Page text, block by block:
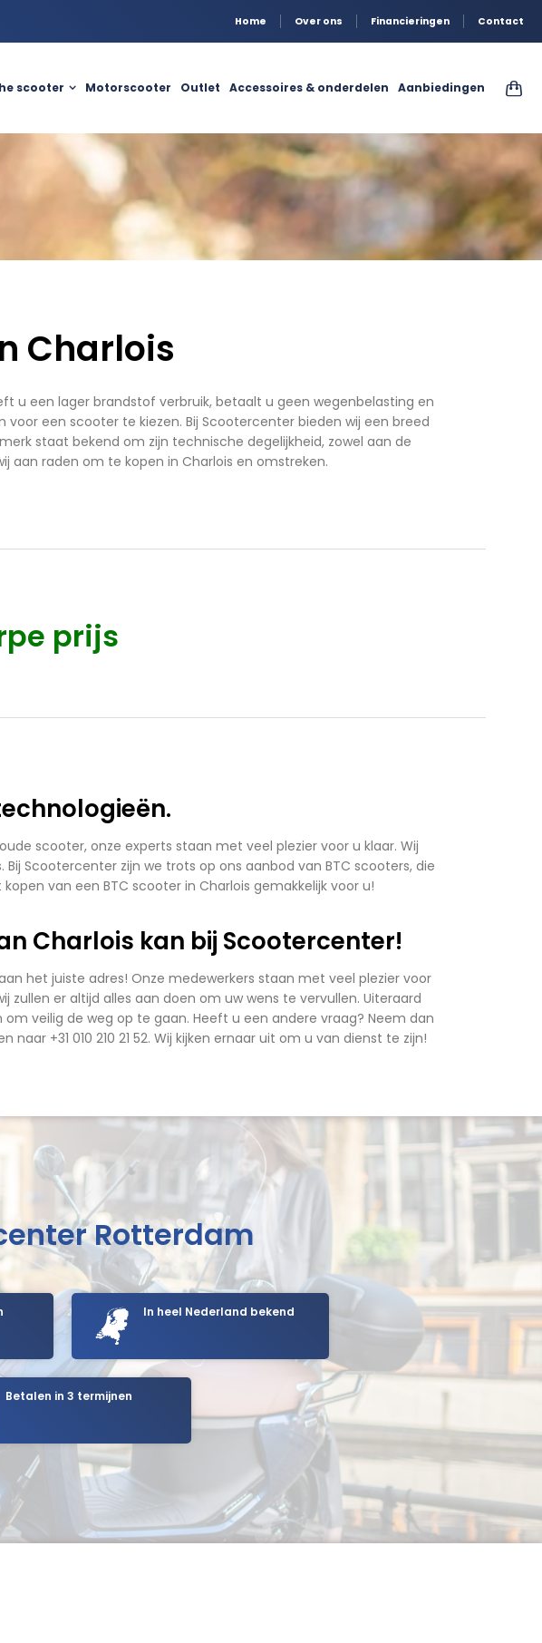
Home Over ons Financieringen Contact
scooter Motorscooter Outlet Accessoires & onderdelen Aanbiedingen
Charlois
u een lager brandstof verbruik, betaalt u geen wegenbelasting en
een scooter te kiezen. Bij Scootercenter bieden wij een breed
staat bekend om zijn technische degelijkheid, zowel aan de
aan raden om te kopen in Charlois en omstreken.
prijs
scooter, onze experts staan met veel plezier voor u klaar. Wij
Scootercenter zijn we trots op ons aanbod van BTC scooters, die
van een BTC scooter in Charlois gemakkelijk voor u!
Charlois kan bij Scootercenter!
het juiste adres! Onze medewerkers staan met veel plezier voor
er altijd alles aan doen om uw wens te vervullen. Uiteraard
veilig de weg op te gaan. Heeft u een andere vraag? Neem dan
+31 010 210 21 52. Wij kijken ernaar uit om u van dienst te zijn!
Rotterdam
In heel Nederland bekend
Betalen in 3 termijnen